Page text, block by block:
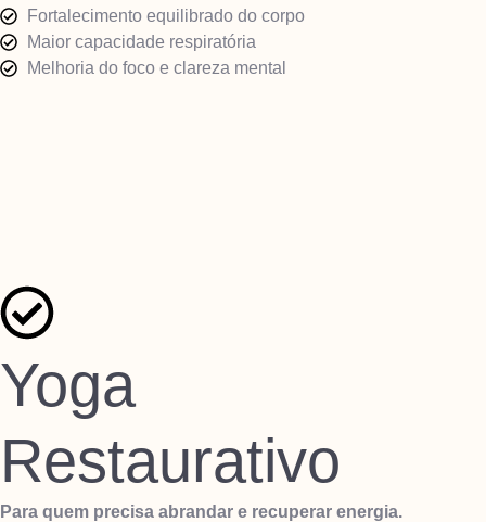
Fortalecimento equilibrado do corpo
Maior capacidade respiratória
Melhoria do foco e clareza mental
Yoga
Restaurativo
Para quem precisa abrandar e recuperar energia.